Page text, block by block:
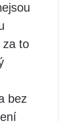
za to
bez